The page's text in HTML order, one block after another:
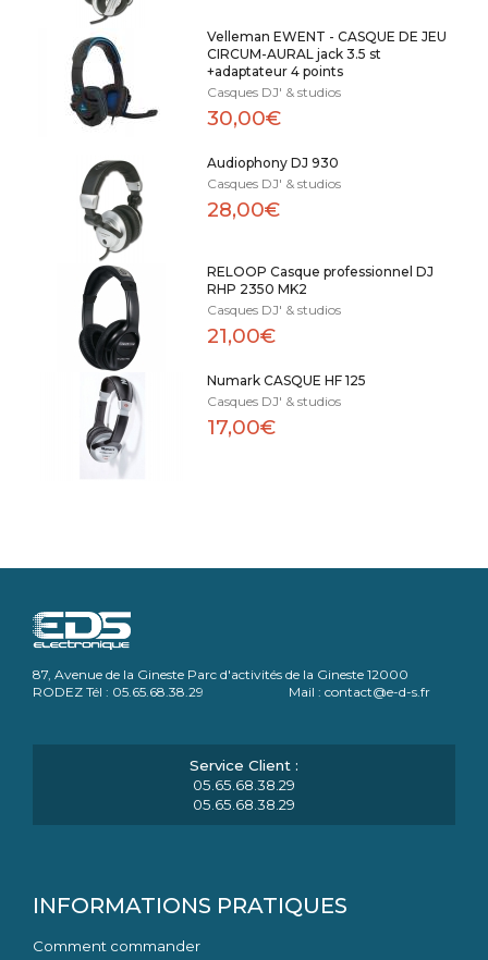
Velleman EWENT - CASQUE DE JEU
CIRCUM-AURAL jack 3.5 st
+adaptateur 4 points
Casques DJ' & studios
30,00€
Audiophony DJ 930
Casques DJ' & studios
28,00€
RELOOP Casque professionnel DJ
RHP 2350 MK2
Casques DJ' & studios
21,00€
Numark CASQUE HF 125
Casques DJ' & studios
17,00€
87, Avenue de la Gineste Parc d'activités de la Gineste 12000
RODEZ Tél : 05.65.68.38.29 Mail : contact@e-d-s.fr
05.65.68.38.29
05.65.68.38.29
INFORMATIONS PRATIQUES
Comment commander